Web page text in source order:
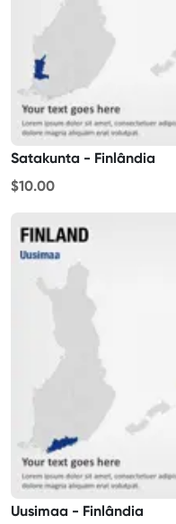
Satakunta - Finlândia
$10.00
Uusimaa - Finlândia